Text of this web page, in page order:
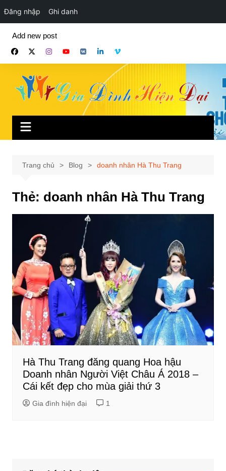
Đăng nhập Ghi danh
phần
Add new post
Trang chủ Blog doanh nhân Hà Thu Trang
Thẻ: doanh nhân Hà Thu Trang
Hà Thu Trang đăng quang Hoa hậu
Doanh nhân Người Việt Châu Á 2018 –
Cái kết đẹp cho mùa giải thứ 3
Gia đình hiện đại 1